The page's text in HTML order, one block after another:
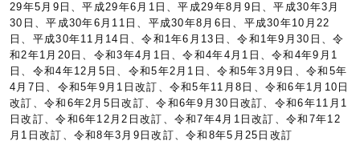
29年5月9日、平成29年6月1日、平成29年8月9日、平成30年3月
30日、平成30年6月11日、平成30年8月6日、平成30年10月22
日、平成30年11月14日、令和1年6月13日、令和1年9月30日、令
和2年1月20日、令和3年4月1日、令和4年4月1日、令和4年9月1
日、令和4年12月5日、令和5年2月1日、令和5年3月9日、令和5年
4月7日、令和5年9月1日改訂、令和5年11月8日、令和6年1月10日
改訂、令和6年2月5日改訂、令和6年9月30日改訂、令和6年11月1
日改訂、令和6年12月2日改訂、令和7年4月1日改訂、令和7年12
月1日改訂、令和8年3月9日改訂、令和8年5月25日改訂